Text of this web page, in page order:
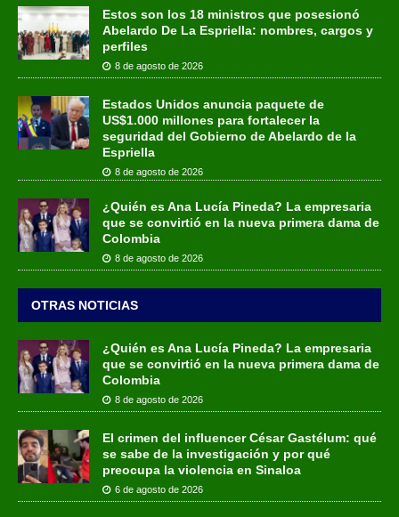
Estos son los 18 ministros que posesionó
Abelardo De La Espriella: nombres, cargos y
perfiles
8 de agosto de 2026
Estados Unidos anuncia paquete de
US$1.000 millones para fortalecer la
seguridad del Gobierno de Abelardo de la
Espriella
8 de agosto de 2026
¿Quién es Ana Lucía Pineda? La empresaria
que se convirtió en la nueva primera dama de
Colombia
8 de agosto de 2026
OTRAS NOTICIAS
¿Quién es Ana Lucía Pineda? La empresaria
que se convirtió en la nueva primera dama de
Colombia
8 de agosto de 2026
El crimen del influencer César Gastélum: qué
se sabe de la investigación y por qué
preocupa la violencia en Sinaloa
6 de agosto de 2026